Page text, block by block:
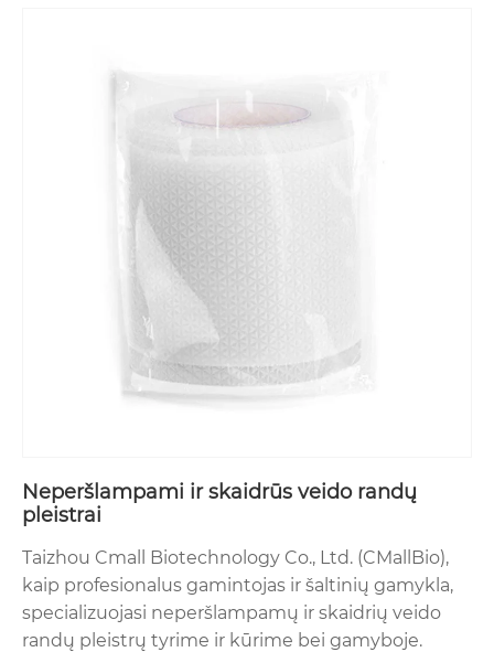
Neperšlampami ir skaidrūs veido randų
pleistrai
Taizhou Cmall Biotechnology Co., Ltd. (CMallBio),
kaip profesionalus gamintojas ir šaltinių gamykla,
specializuojasi neperšlampamų ir skaidrių veido
randų pleistrų tyrime ir kūrime bei gamyboje.